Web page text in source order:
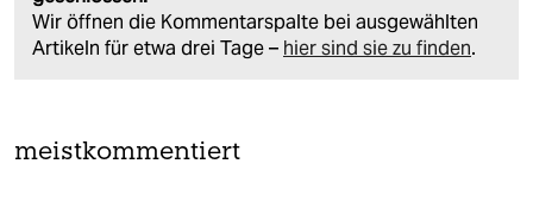
Wir öffnen die Kommentarspalte bei ausgewählten
Artikeln für etwa drei Tage – hier sind sie zu finden.
meistkommentiert